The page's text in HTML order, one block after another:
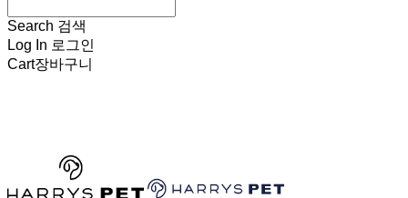
Search 검색
Log In 로그인
Cart장바구니